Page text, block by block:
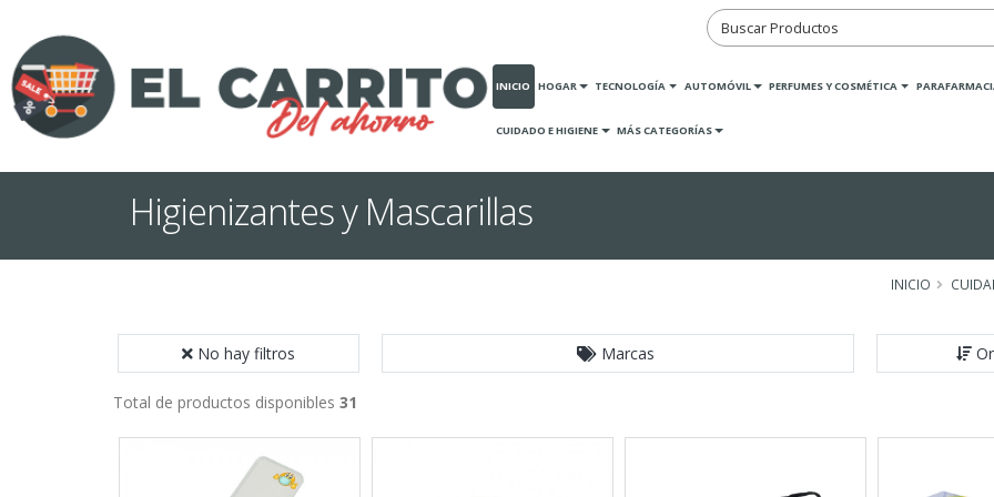
INICIO HOGAR TECNOLOGÍA AUTOMÓVIL PERFUMES Y COSMÉTICA
CUIDADO E HIGIENE MÁS CATEGORÍAS
Higienizantes y Mascarillas
INICIO
No hay filtros Marcas
Total de productos disponibles 31